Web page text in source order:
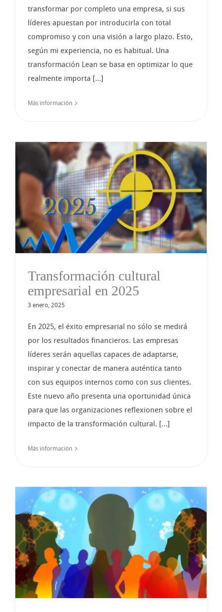
transformar por completo una empresa, si sus
líderes apuestan por introducirla con total
compromiso y con una visión a largo plazo. Esto,
según mi experiencia, no es habitual. Una
transformación Lean se basa en optimizar lo que
realmente importa [...]
Más información
Transformación cultural
empresarial en 2025
3 enero, 2025
En 2025, el éxito empresarial no sólo se medirá
por los resultados financieros. Las empresas
líderes serán aquellas capaces de adaptarse,
inspirar y conectar de manera auténtica tanto
con sus equipos internos como con sus clientes.
Este nuevo año presenta una oportunidad única
para que las organizaciones reflexionen sobre el
impacto de la transformación cultural. [...]
Más información